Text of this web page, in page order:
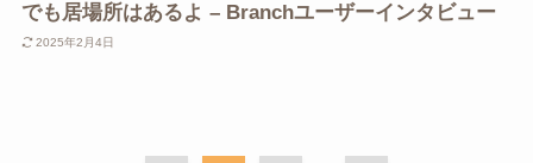
でも居場所はあるよ – Branchユーザーインタビュー
2025年2月4日